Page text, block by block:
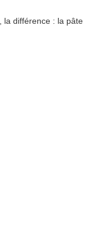
, la différence : la pâte